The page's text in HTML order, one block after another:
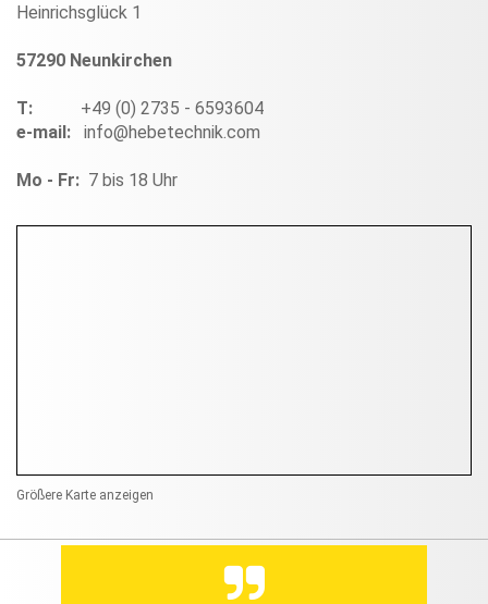
Heinrichsglück 1
57290 Neunkirchen
T: +49 (0) 2735 - 6593604
e-mail: info@hebetechnik.com
Mo - Fr: 7 bis 18 Uhr
Größere Karte anzeigen